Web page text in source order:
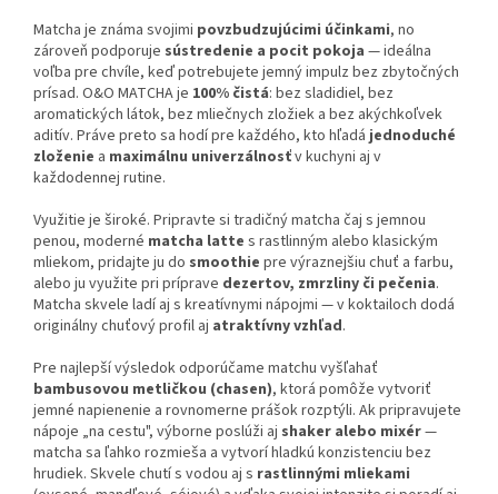
Matcha je známa svojimi povzbudzujúcimi účinkami, no
zároveň podporuje sústredenie a pocit pokoja — ideálna
voľba pre chvíle, keď potrebujete jemný impulz bez zbytočných
prísad. O&O MATCHA je 100% čistá: bez sladidiel, bez
aromatických látok, bez mliečnych zložiek a bez akýchkoľvek
aditív. Práve preto sa hodí pre každého, kto hľadá jednoduché
zloženie a maximálnu univerzálnosťv kuchyni aj v
každodennej rutine.
Využitie je široké. Pripravte si tradičný matcha čaj s jemnou
penou, moderné matcha latte s rastlinným alebo klasickým
mliekom, pridajte ju do smoothie pre výraznejšiu chuť a farbu,
alebo ju využite pri príprave dezertov, zmrzliny či pečenia.
Matcha skvele ladí aj s kreatívnymi nápojmi — v koktailoch dodá
originálny chuťový profil aj atraktívny vzhľad.
Pre najlepší výsledok odporúčame matchu vyšľahať
bambusovou metličkou (chasen), ktorá pomôže vytvoriť
jemné napienenie a rovnomerne prášok rozptýli. Ak pripravujete
nápoje „na cestu", výborne poslúži aj shaker alebo mixér—
matcha sa ľahko rozmieša a vytvorí hladkú konzistenciu bez
hrudiek. Skvele chutí s vodou aj s rastlinnými mliekami